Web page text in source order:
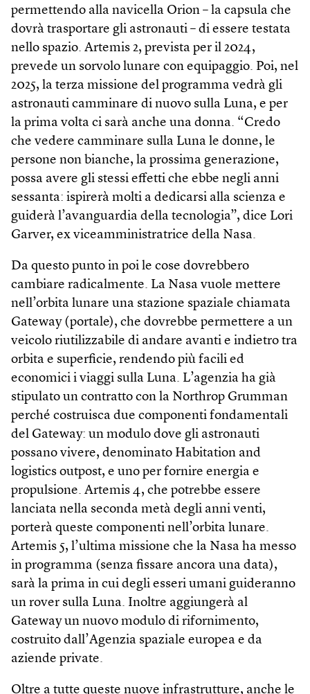
permettendo alla navicella Orion – la capsula che
dovrà trasportare gli astronauti – di essere testata
nello spazio. Artemis 2, prevista per il 2024,
prevede un sorvolo lunare con equipaggio. Poi, nel
2025, la terza missione del programma vedrà gli
astronauti camminare di nuovo sulla Luna, e per
la prima volta ci sarà anche una donna. “Credo
che vedere camminare sulla Luna le donne, le
persone non bianche, la prossima generazione,
possa avere gli stessi effetti che ebbe negli anni
sessanta: ispirerà molti a dedicarsi alla scienza e
guiderà l’avanguardia della tecnologia”, dice Lori
Garver, ex viceamministratrice della Nasa.
Da questo punto in poi le cose dovrebbero
cambiare radicalmente. La Nasa vuole mettere
nell’orbita lunare una stazione spaziale chiamata
Gateway (portale), che dovrebbe permettere a un
veicolo riutilizzabile di andare avanti e indietro tra
orbita e superficie, rendendo più facili ed
economici i viaggi sulla Luna. L’agenzia ha già
stipulato un contratto con la Northrop Grumman
perché costruisca due componenti fondamentali
del Gateway: un modulo dove gli astronauti
possano vivere, denominato Habitation and
logistics outpost, e uno per fornire energia e
propulsione. Artemis 4, che potrebbe essere
lanciata nella seconda metà degli anni venti,
porterà queste componenti nell’orbita lunare.
Artemis 5, l’ultima missione che la Nasa ha messo
in programma (senza fissare ancora una data),
sarà la prima in cui degli esseri umani guideranno
un rover sulla Luna. Inoltre aggiungerà al
Gateway un nuovo modulo di rifornimento,
costruito dall’Agenzia spaziale europea e da
aziende private.
Oltre a tutte queste nuove infrastrutture, anche le